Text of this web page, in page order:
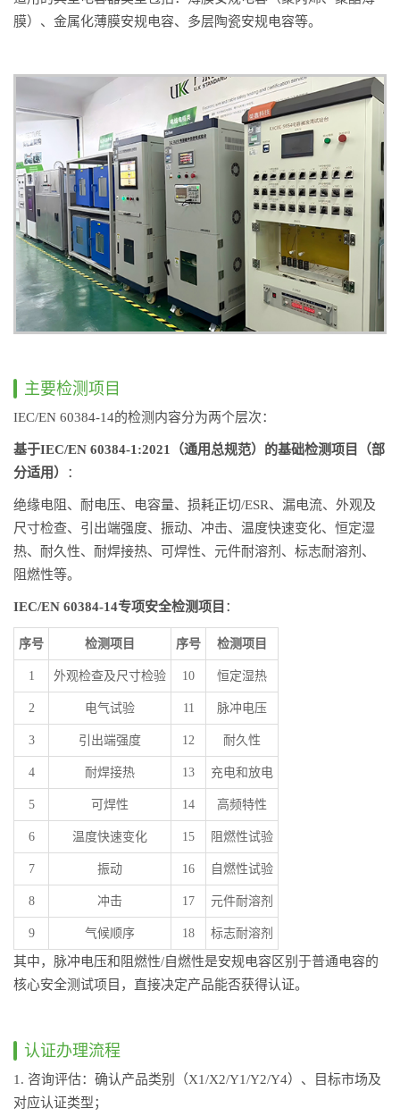
膜）、金属化薄膜安规电容、多层陶瓷安规电容等。
主要检测项目
IEC/EN 60384-14的检测内容分为两个层次：
基于IEC/EN 60384-1:2021（通用总规范）的基础检测项目（部
分适用）
：
绝缘电阻、耐电压、电容量、损耗正切/ESR、漏电流、外观及
尺寸检查、引出端强度、振动、冲击、温度快速变化、恒定湿
热、耐久性、耐焊接热、可焊性、元件耐溶剂、标志耐溶剂、
阻燃性等。
IEC/EN 60384-14专项安全检测项目 ：
序号 检测项目 序号 检测项目
1 外观检查及尺寸检验 10 恒定湿热
2 电气试验 11 脉冲电压
3 引出端强度 12 耐久性
4 耐焊接热 13 充电和放电
5 可焊性 14 高频特性
6 温度快速变化 15 阻燃性试验
7 振动 16 自燃性试验
8 冲击 17 元件耐溶剂
9 气候顺序 18 标志耐溶剂
其中，脉冲电压和阻燃性/自燃性是安规电容区别于普通电容的
核心安全测试项目，直接决定产品能否获得认证。
认证办理流程
1. 咨询评估：确认产品类别（X1/X2/Y1/Y2/Y4）、目标市场及
对应认证类型；